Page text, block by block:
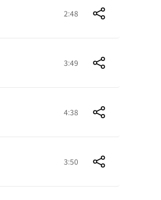
2:48
3:49
4:38
3:50